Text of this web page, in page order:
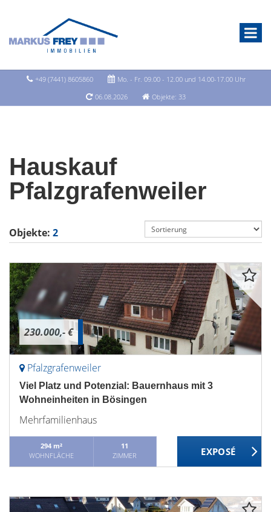
+49 (7441) 8605860
Mo. - Fr. 09.00 - 12.00 und 14.00-17.00 Uhr
06.08.2026
Objekte: 33
Hauskauf
Pfalzgrafenweiler
Objekte: 2
230.000,- €
Pfalzgrafenweiler
Viel Platz und Potenzial: Bauernhaus mit 3
Wohneinheiten in Bösingen
Mehrfamilienhaus
294 m²
WOHNFLÄCHE
11
ZIMMER